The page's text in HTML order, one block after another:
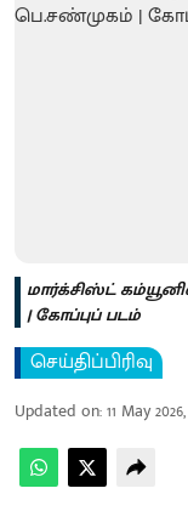
மார்க்சிஸ்ட்
| கோப்புப் படம்
செய்திப்பிரிவு
Updated on:11 May